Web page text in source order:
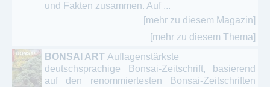
und Fakten zusammen. Auf ...
[mehr zu diesem Magazin]
[mehr zu diesem Thema]
BONSAI ART Auflagenstärkste
deutschsprachige Bonsai-Zeitschrift, basierend
auf den renommiertesten Bonsai-Zeitschriften